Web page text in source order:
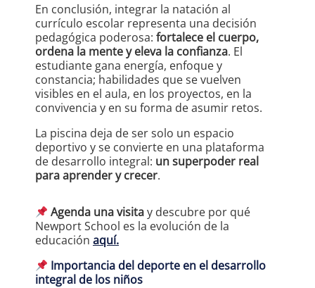
En conclusión, integrar la natación al
currículo escolar representa una decisión
pedagógica poderosa: fortalece el cuerpo,
ordena la mente y eleva la confianza. El
estudiante gana energía, enfoque y
constancia; habilidades que se vuelven
visibles en el aula, en los proyectos, en la
convivencia y en su forma de asumir retos.
La piscina deja de ser solo un espacio
deportivo y se convierte en una plataforma
de desarrollo integral: un superpoder real
para aprender y crecer.
Agenda una visitay descubre por qué
Newport School es la evolución de la
educación aquí.
Importancia del deporte en el desarrollo
integral de los niños